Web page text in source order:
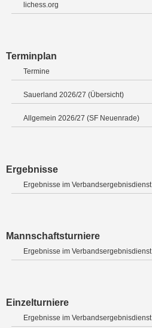
lichess.org
Terminplan
Termine
Sauerland 2026/27 (Übersicht)
Allgemein 2026/27 (SF Neuenrade)
Ergebnisse
Ergebnisse im Verbandsergebnisdienst
Mannschaftsturniere
Ergebnisse im Verbandsergebnisdienst
Einzelturniere
Ergebnisse im Verbandsergebnisdienst